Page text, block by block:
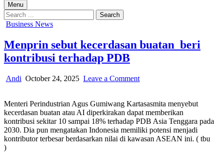
Menu
Search
for:
Posted
Business News
Menprin sebut kecerdasan buatan beri
kontribusi terhadap PDB
Author:
Andi Published
October 24, 2025 Leave a Commenton
kecerdasan
buatan
beri
kontribusi
terhadap
Menteri Perindustrian Agus Gumiwang Kartasasmita menyebut
kecerdasan buatan atau AI diperkirakan dapat memberikan
kontribusi sekitar 10 sampai 18% terhadap PDB Asia Tenggara pada
2030. Dia pun mengatakan Indonesia memiliki potensi menjadi
kontributor terbesar berdasarkan nilai di kawasan ASEAN ini. ( tbu
)